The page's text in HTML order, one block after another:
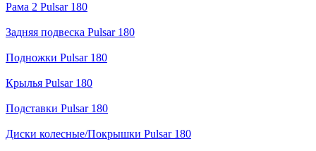
Рама 2 Pulsar 180
Задняя подвеска Pulsar 180
Подножки Pulsar 180
Крылья Pulsar 180
Подставки Pulsar 180
Диски колесные/Покрышки Pulsar 180